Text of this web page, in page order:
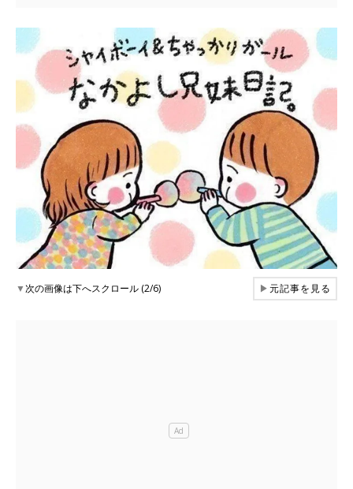
▼次の画像は下へスクロール (2/6) ▶元記事を見る